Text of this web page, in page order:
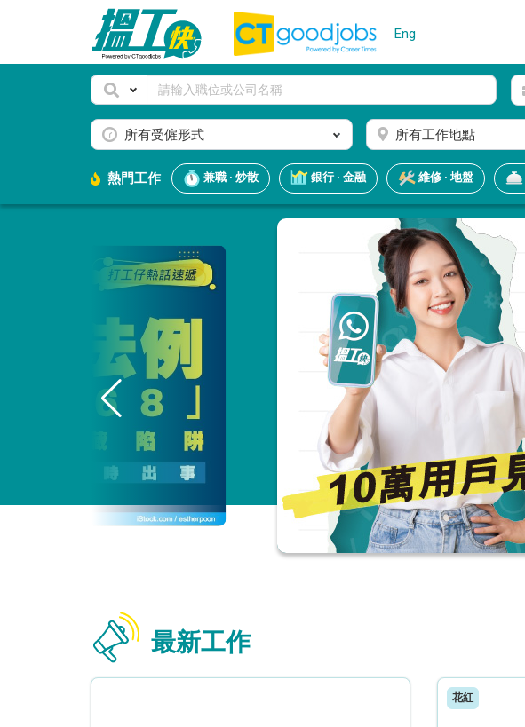
Eng
所有受僱形式 所有工作地點
熱門工作 兼職 · 炒散 銀行 · 金融 維修 · 地盤
最新工作
花紅